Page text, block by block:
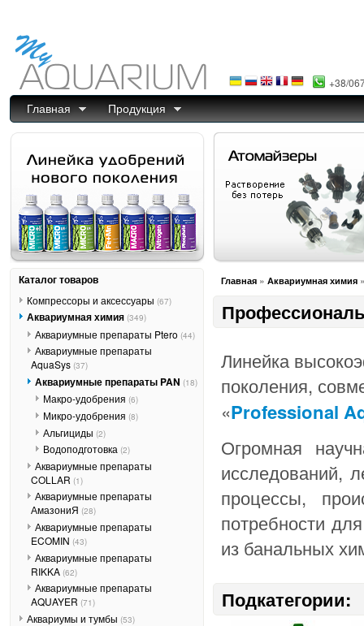
+38/
Главная Продукция
Главная » Аквариумная химия
Линейка
поколения,
«Professional
Огромная
исследований,
процессы,
потребности
из банальных
Подкатегории:
Каталог товаров
Компрессоры и аксессуары (67)
Аквариумная химия (349)
Аквариумные препараты Ptero (44)
Аквариумные препараты
AquaSys (37)
Аквариумные препараты PAN (18)
Макро-удобрения (6)
Микро-удобрения (8)
Альгициды (2)
Водоподготовка (2)
Аквариумные препараты
COLLAR (1)
Аквариумные препараты
АмазониЯ (28)
Аквариумные препараты
ECOMIN (43)
Аквариумные препараты
RIKKA (62)
Аквариумные препараты
AQUAYER (71)
Аквариумы и тумбы (53)